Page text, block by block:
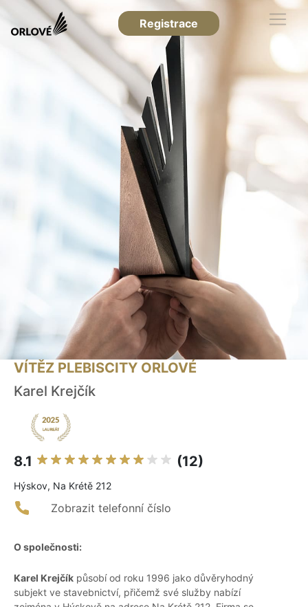
Registrace
VÍTĚZ PLEBISCITY ORLOVÉ
Karel Krejčík
8.1 (12)
Hýskov, Na Krétě 212
Zobrazit telefonní číslo
O společnosti:
Karel Krejčík působí od roku 1996 jako důvěryhodný
subjekt ve stavebnictví, přičemž své služby nabízí